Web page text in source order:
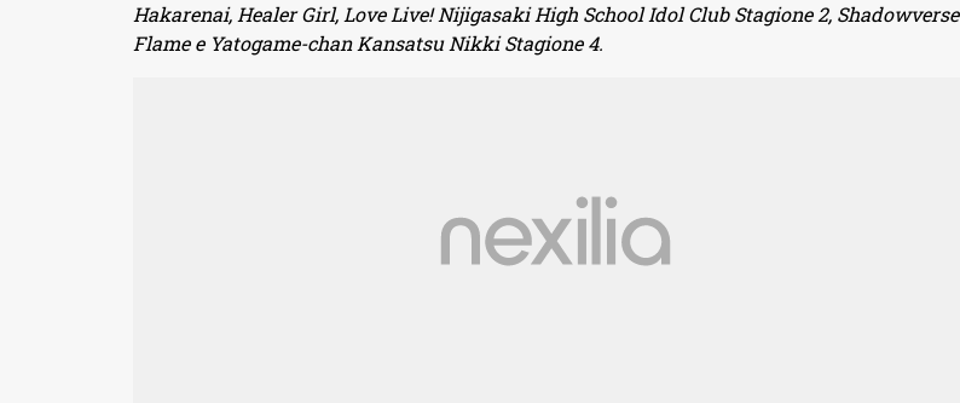
Hakarenai, Healer Girl, Love Live! Nijigasaki High School Idol Club Stagione 2, Shadowverse
Flame e Yatogame-chan Kansatsu Nikki Stagione 4.